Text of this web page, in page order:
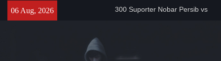
06 Aug, 2026
Proyek Jalan Batubantar –